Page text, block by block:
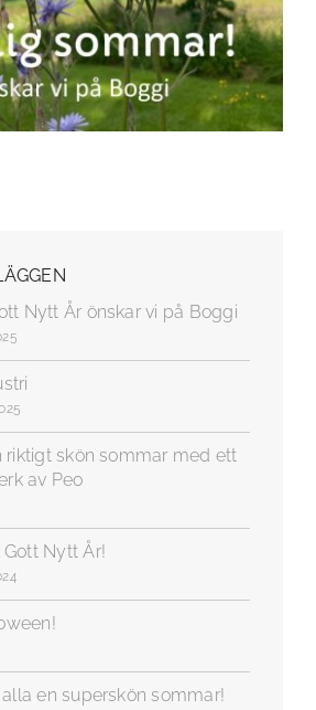
Nytt År önskar vi på Boggi
riktigt skön sommar med ett
av Peo
Nytt År!
en superskön sommar!